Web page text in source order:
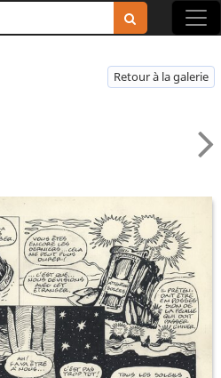
Retour à la galerie